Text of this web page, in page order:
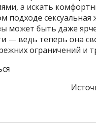
а искать
подходе сексуальная
может быть даже
— ведь теперь она
ограничений и